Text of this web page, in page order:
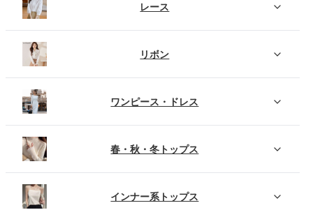
レース
リボン
ワンピース・ドレス
春・秋・冬トップス
インナー系トップス